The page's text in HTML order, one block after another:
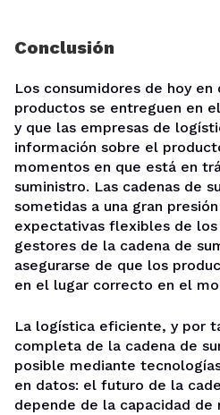
Conclusión
Los consumidores de hoy en
productos se entreguen en
y que las empresas de
información sobre el
momentos en que está en
suministro. Las cadenas de
sometidas a una gran
expectativas flexibles de los
gestores de la cadena de
asegurarse de que los
en el lugar correcto en el
La logística eficiente, y por
completa de la cadena de
posible mediante
en datos: el futuro de la
depende de la capacidad